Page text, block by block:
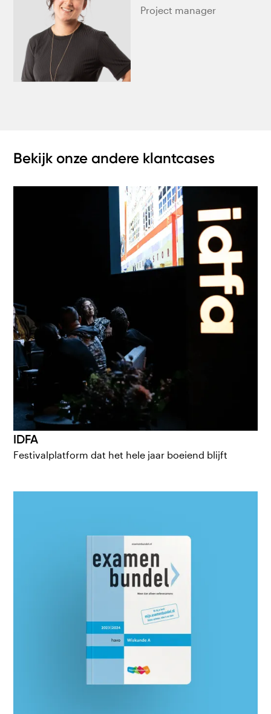
Project manager
Bekijk onze andere klantcases
IDFA
Festivalplatform dat het hele jaar boeiend blijft